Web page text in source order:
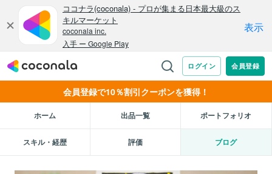
会員登録で10％割引クーポンを獲得！
ホーム 出品一覧 ポートフォリオ
スキル・経歴 評価 ブログ